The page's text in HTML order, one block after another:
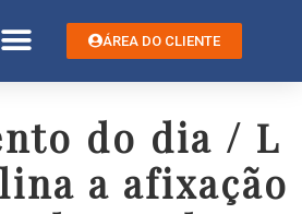
ÁREA DO CLIENTE
do dia / L
a afixação